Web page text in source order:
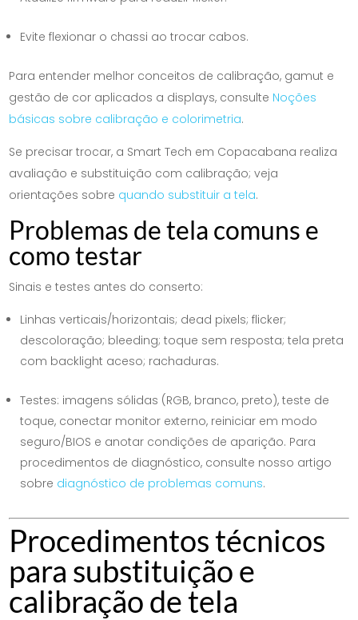
Evite flexionar o chassi ao trocar cabos.
Para entender melhor conceitos de calibração, gamut e
gestão de cor aplicados a displays, consulte Noções
básicas sobre calibração e colorimetria.
Se precisar trocar, a Smart Tech em Copacabana realiza
avaliação e substituição com calibração; veja
orientações sobre quando substituir a tela.
Problemas de tela comuns e
como testar
Sinais e testes antes do conserto:
Linhas verticais/horizontais; dead pixels; flicker;
descoloração; bleeding; toque sem resposta; tela preta
com backlight aceso; rachaduras.
Testes: imagens sólidas (RGB, branco, preto), teste de
toque, conectar monitor externo, reiniciar em modo
seguro/BIOS e anotar condições de aparição. Para
procedimentos de diagnóstico, consulte nosso artigo
sobre diagnóstico de problemas comuns.
Procedimentos técnicos
para substituição e
calibração de tela